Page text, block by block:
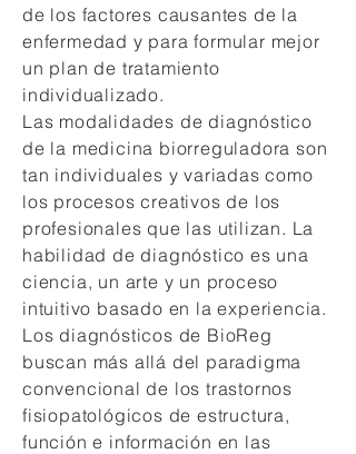
de los factores causantes de la
enfermedad y para formular mejor
un plan de tratamiento
individualizado.
Las modalidades de diagnóstico
de la medicina biorreguladora son
tan individuales y variadas como
los procesos creativos de los
profesionales que las utilizan. La
habilidad de diagnóstico es una
ciencia, un arte y un proceso
intuitivo basado en la experiencia.
Los diagnósticos de BioReg
buscan más allá del paradigma
convencional de los trastornos
fisiopatológicos de estructura,
función e información en las